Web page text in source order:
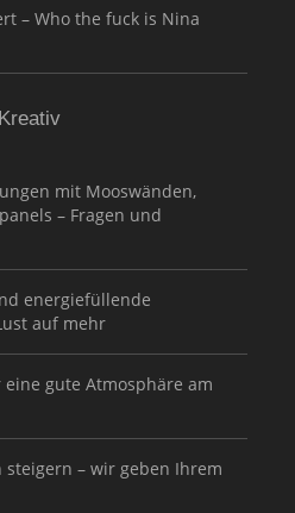
– Who the fuck is Nina
Kreativ
mit Mooswänden,
– Fragen und
energiefüllende
auf mehr
eine gute Atmosphäre am
– wir geben Ihrem